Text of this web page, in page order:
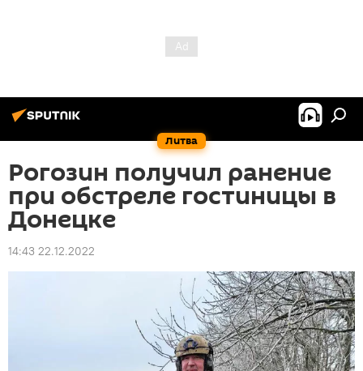
Литва
Рогозин получил ранение
при обстреле гостиницы в
Донецке
14:43 22.12.2022